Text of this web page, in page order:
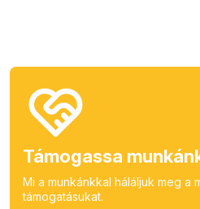
Támogassa
Mi a munkánkkal háláljuk meg a
támogatásukat.